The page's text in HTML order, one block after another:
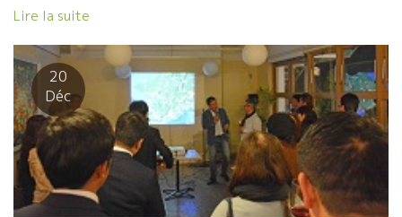
理由で逢って意気投合して、お互いに影響を与えあっている。誰に
ェといえばこの店のエスプリがいい。Bar à Vin à Boire et à
も、ここのAnne-Hélèneアンヌ・エレーヌのサービスとワインの品
い。 今夜は日本のラヴニール社の大園さん、野村ユニソン社の藤
ラインの門脇さん、 CPVの竹下君、石川君、アヴィタル、KISHO。
ル・アルティギャス、ラ・リュノット醸造のクリストフなど、その
ルを囲んだ。 造り手、売り手、が一緒になって同じテーブルを
を飲んで話す。 色んな話題に飛んで行く。 試飲会場では見られな
よく分かる。 将来のスペイン・ワインに大きな影響を与えるだ
ルティギャスは、ワインも超一流だけど人間も素晴らしい。 こんな
Lire la suite
20
Déc